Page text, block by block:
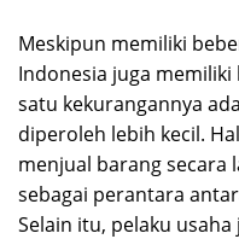
Meskipun memiliki
Indonesia juga memiliki
satu kekurangannya
diperoleh lebih kecil.
menjual barang secara
sebagai perantara
Selain itu, pelaku